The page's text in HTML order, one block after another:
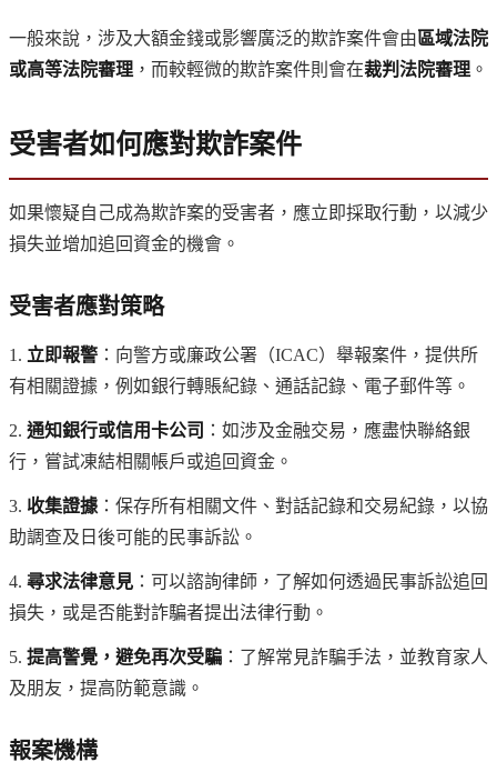
一般來說，涉及大額金錢或影響廣泛的欺詐案件會由區域法院
或高等法院審理 ，而較輕微的欺詐案件則會在裁判法院審理 。
受害者如何應對欺詐案件
如果懷疑自己成為欺詐案的受害者，應立即採取行動，以減少
損失並增加追回資金的機會。
受害者應對策略
1. 立即報警 ：向警方或廉政公署（ICAC）舉報案件，提供所
有相關證據，例如銀行轉賬紀錄、通話記錄、電子郵件等。
2. 通知銀行或信用卡公司 ：如涉及金融交易，應盡快聯絡銀
行，嘗試凍結相關帳戶或追回資金。
3. 收集證據 ：保存所有相關文件、對話記錄和交易紀錄，以協
助調查及日後可能的民事訴訟。
4. 尋求法律意見 ：可以諮詢律師，了解如何透過民事訴訟追回
損失，或是否能對詐騙者提出法律行動。
5. 提高警覺，避免再次受騙 ：了解常見詐騙手法，並教育家人
及朋友，提高防範意識。
報案機構